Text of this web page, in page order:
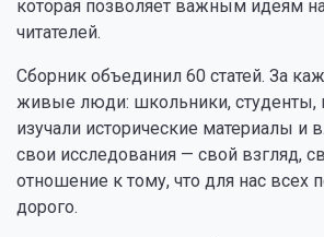
которая позволяет важным идеям
читателей.
Сборник объединил 60 статей. За
живые люди: школьники, студенты,
изучали исторические материалы и
свои исследования — свой взгляд,
отношение к тому, что для нас всех
дорого.